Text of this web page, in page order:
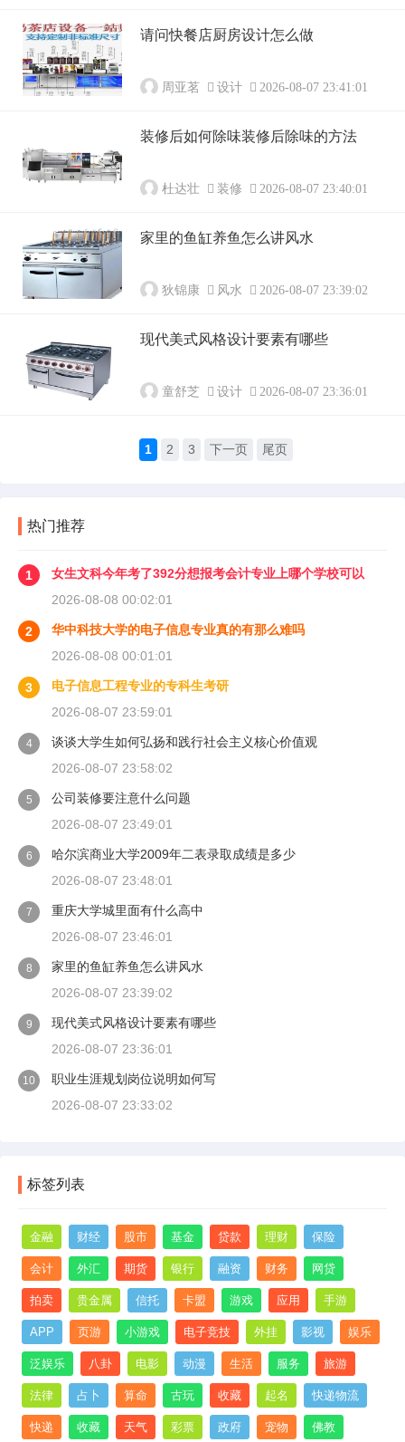
请问快餐店厨房设计怎么做
周亚茗 设计 2026-08-07 23:41:01
装修后如何除味装修后除味的方法
杜达壮 装修 2026-08-07 23:40:01
家里的鱼缸养鱼怎么讲风水
狄锦康 风水 2026-08-07 23:39:02
现代美式风格设计要素有哪些
童舒芝 设计 2026-08-07 23:36:01
1 2 3 下一页 尾页
热门推荐
1
女生文科今年考了392分想报考会计专业上哪个学校可以
2026-08-08 00:02:01
2
华中科技大学的电子信息专业真的有那么难吗
2026-08-08 00:01:01
3
电子信息工程专业的专科生考研
2026-08-07 23:59:01
4
谈谈大学生如何弘扬和践行社会主义核心价值观
2026-08-07 23:58:02
5
公司装修要注意什么问题
2026-08-07 23:49:01
6
哈尔滨商业大学2009年二表录取成绩是多少
2026-08-07 23:48:01
7
重庆大学城里面有什么高中
2026-08-07 23:46:01
8
家里的鱼缸养鱼怎么讲风水
2026-08-07 23:39:02
9
现代美式风格设计要素有哪些
2026-08-07 23:36:01
10
职业生涯规划岗位说明如何写
2026-08-07 23:33:02
标签列表
金融 财经 股市 基金 贷款 理财 保险
会计 外汇 期货 银行 融资 财务 网贷
拍卖 贵金属 信托 卡盟 游戏 应用 手游
APP 页游 小游戏 电子竞技 外挂 影视 娱乐
泛娱乐 八卦 电影 动漫 生活 服务 旅游
法律 占卜 算命 古玩 收藏 起名 快递物流
快递 收藏 天气 彩票 政府 宠物 佛教